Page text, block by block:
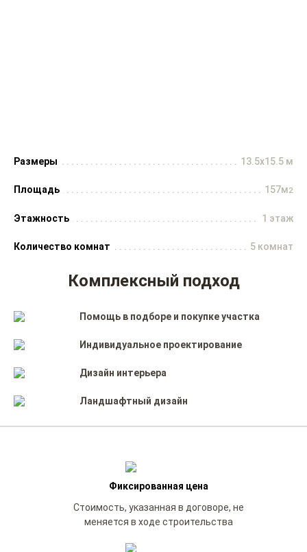
Размеры 13.5x15.5 м
Площадь 157м2
Этажность 1 этаж
Количество комнат 5 комнат
Комплексный подход
Помощь в подборе и покупке участка
Индивидуальное проектирование
Дизайн интерьера
Ландшафтный дизайн
Фиксированная цена
Стоимость, указанная в договоре, не
меняется в ходе строительства